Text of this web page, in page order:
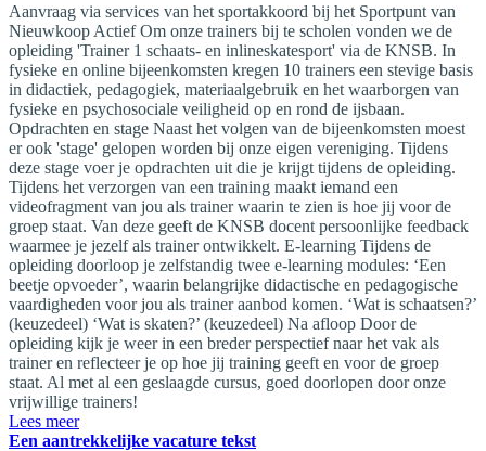
Aanvraag via services van het sportakkoord bij het Sportpunt van
Nieuwkoop Actief Om onze trainers bij te scholen vonden we de
opleiding 'Trainer 1 schaats- en inlineskatesport' via de KNSB. In
fysieke en online bijeenkomsten kregen 10 trainers een stevige basis
in didactiek, pedagogiek, materiaalgebruik en het waarborgen van
fysieke en psychosociale veiligheid op en rond de ijsbaan.
Opdrachten en stage Naast het volgen van de bijeenkomsten moest
er ook 'stage' gelopen worden bij onze eigen vereniging. Tijdens
deze stage voer je opdrachten uit die je krijgt tijdens de opleiding.
Tijdens het verzorgen van een training maakt iemand een
videofragment van jou als trainer waarin te zien is hoe jij voor de
groep staat. Van deze geeft de KNSB docent persoonlijke feedback
waarmee je jezelf als trainer ontwikkelt. E-learning Tijdens de
opleiding doorloop je zelfstandig twee e-learning modules: ‘Een
beetje opvoeder’, waarin belangrijke didactische en pedagogische
vaardigheden voor jou als trainer aanbod komen. ‘Wat is schaatsen?’
(keuzedeel) ‘Wat is skaten?’ (keuzedeel) Na afloop Door de
opleiding kijk je weer in een breder perspectief naar het vak als
trainer en reflecteer je op hoe jij training geeft en voor de groep
staat. Al met al een geslaagde cursus, goed doorlopen door onze
vrijwillige trainers!
Lees meer
Een aantrekkelijke vacature tekst